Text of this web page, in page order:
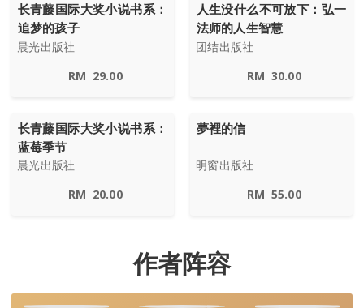
长青藤国际大奖小说书系：
追梦的孩子
晨光出版社
RM 29.00
人生没什么不可放下：弘一
法师的人生智慧
团结出版社
RM 30.00
长青藤国际大奖小说书系：
蓝莓季节
晨光出版社
RM 20.00
夢裡的信
明窗出版社
RM 55.00
作者阵容